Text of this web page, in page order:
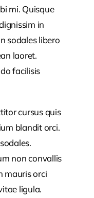
mi. Quisque
in
sodales libero
laoret.
facilisis
cursus quis
blandit orci.
non convallis
mauris orci
ligula.